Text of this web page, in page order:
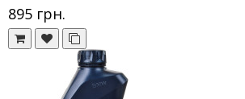
895 грн.